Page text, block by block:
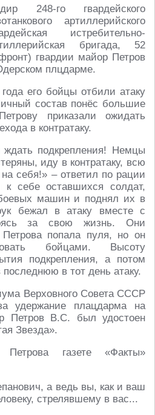
248-го гвардейского
артиллерийского
истребительно-
бригада, 52
гвардии майор Петров
плцдарме.
его бойцы отбили атаку
состав понёс большие
приказали ожидать
в контратаку.
подкрепления! Немцы
иду в контратаку, всю
на себя!» – ответил по рации
себе оставшихся солдат,
машин и поднял их в
бежал в атаку вместе с
за свою жизнь. Они
попала пуля, но он
бойцами. Высоту
подкрепления, а потом
в тот день атаку.
Верховного Совета СССР
удержание плацдарма на
Петров В.С. был удостоен
Звезда».
газете «Факты»
а ведь вы, как и ваш
стрелявшему в вас...